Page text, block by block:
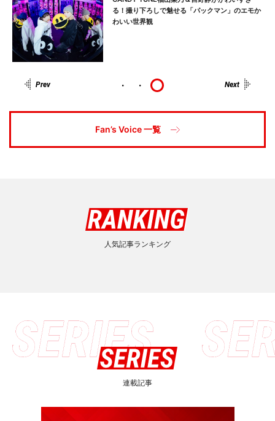
る！撮り下ろしで魅せる「パックマン」のエモか
わいい世界観
Fan’s Voice 一覧
人気記事ランキング
連載記事